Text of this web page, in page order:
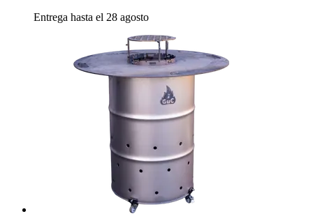
Entrega hasta el 28 agosto